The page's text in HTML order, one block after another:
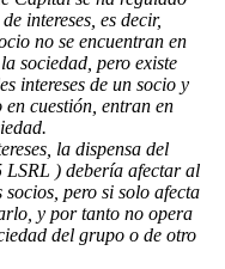
intereses, es decir,
no se encuentran en
sociedad, pero existe
intereses de un socio y
en cuestión, entran en
la dispensa del
LSRL ) debería afectar al
pero si solo afecta
y por tanto no opera
del grupo o de otro